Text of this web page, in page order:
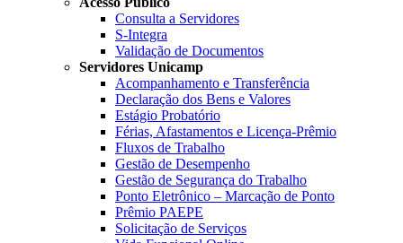
Consulta a Servidores
S-Integra
Validação de Documentos
Servidores Unicamp
Acompanhamento e Transferência
Declaração dos Bens e Valores
Estágio Probatório
Férias, Afastamentos e Licença-Prêmio
Fluxos de Trabalho
Gestão de Desempenho
Gestão de Segurança do Trabalho
Ponto Eletrônico – Marcação de Ponto
Prêmio PAEPE
Solicitação de Serviços